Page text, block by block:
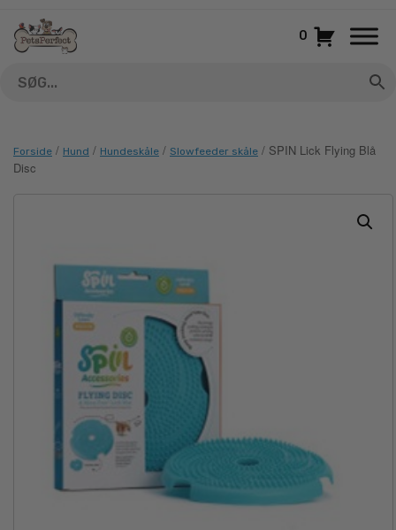
indhold
0
Forside / Hund / Hundeskåle / Slowfeeder skåle / SPIN Lick Flying Blå
Disc